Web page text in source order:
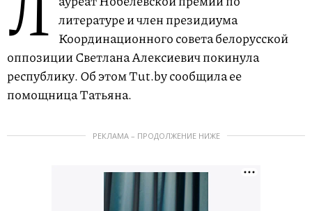
литературе и член президиума
Координационного совета белорусской
оппозиции Светлана Алексиевич покинула
республику. Об этом Tut.by сообщила ее
помощница Татьяна.
РЕКЛАМА – ПРОДОЛЖЕНИЕ НИЖЕ